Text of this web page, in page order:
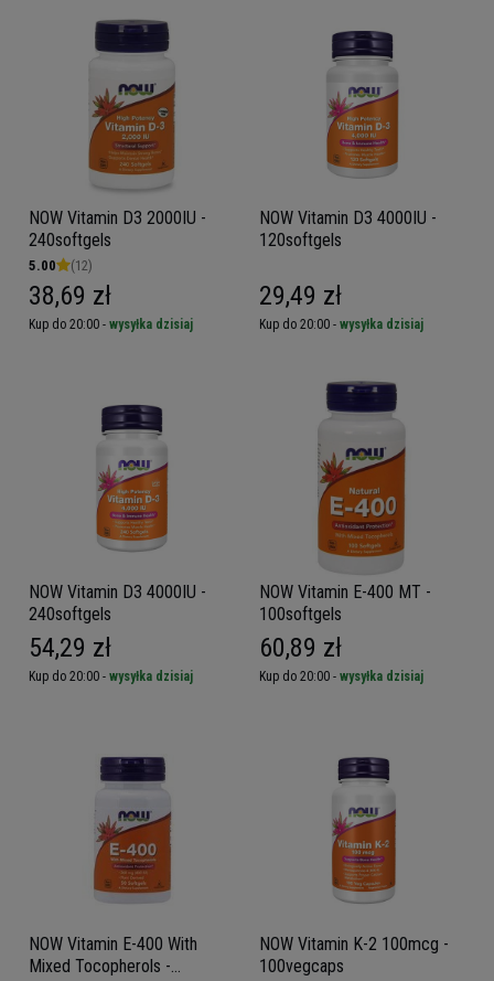
NOW Vitamin D3 2000IU -
240softgels
5.00 (12)
38,69 zł
Kup do 20:00 - wysyłka dzisiaj
NOW Vitamin D3 4000IU -
120softgels
29,49 zł
Kup do 20:00 - wysyłka dzisiaj
NOW Vitamin D3 4000IU -
240softgels
54,29 zł
Kup do 20:00 - wysyłka dzisiaj
NOW Vitamin E-400 MT -
100softgels
60,89 zł
Kup do 20:00 - wysyłka dzisiaj
NOW Vitamin E-400 With
Mixed Tocopherols -
NOW Vitamin K-2 100mcg -
100vegcaps